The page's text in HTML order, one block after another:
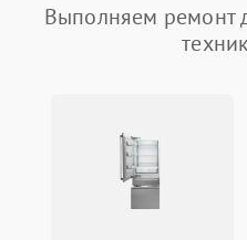
Выполняем ремонт